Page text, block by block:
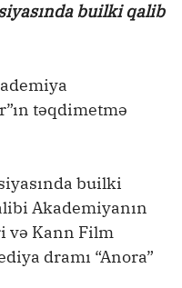
builki qalib
təqdimetmə
builki
Akademiyanın
və Kann Film
dramı “Anora”